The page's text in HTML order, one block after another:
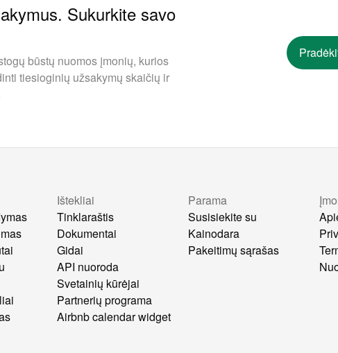
Sukurkite savo
būstų nuomos įmonių, kurios
tiesioginių užsakymų skaičių ir
Ištekliai
Tinklaraštis
Dokumentai
Gidai
API nuoroda
Svetainių kūrėjai
Partnerių programa
Airbnb calendar widget
Parama
Susisiekite su
Kainodara
Pakeitimų sąrašas